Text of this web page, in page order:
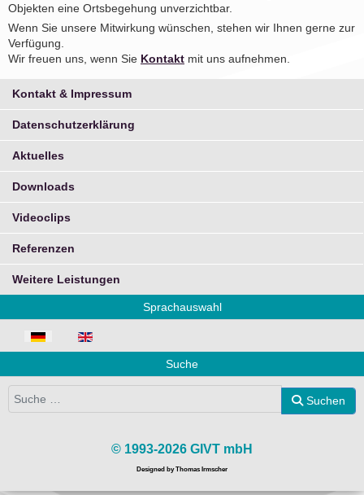
Objekten eine Ortsbegehung unverzichtbar.
Wenn Sie unsere Mitwirkung wünschen, stehen wir Ihnen gerne zur
Verfügung.
Wir freuen uns, wenn Sie Kontakt mit uns aufnehmen.
Kontakt & Impressum
Datenschutzerklärung
Aktuelles
Downloads
Videoclips
Referenzen
Weitere Leistungen
Sprachauswahl
Sprache auswählen
Suche
Suchen
© 1993-2026 GIVT mbH
Designed by Thomas Irmscher